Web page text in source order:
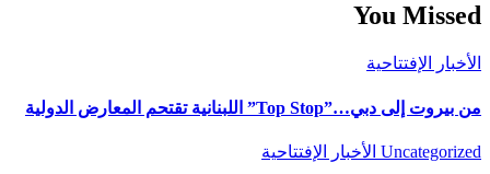
You Missed
الأخبار الإفتتاحية
من بيروت إلى دبي…”Top Stop” اللبنانية تقتحم المعارض الدولية
Uncategorized الأخبار الإفتتاحية